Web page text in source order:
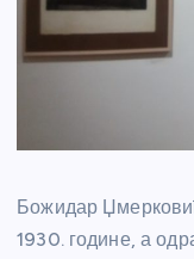
Божидар
1930. године, а